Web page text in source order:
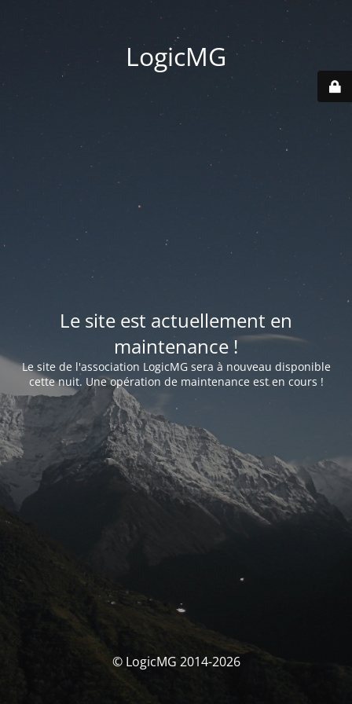
LogicMG
Le site est actuellement en
maintenance !
Le site de l'association LogicMG sera à nouveau disponible
cette nuit. Une opération de maintenance est en cours !
© LogicMG 2014-2026